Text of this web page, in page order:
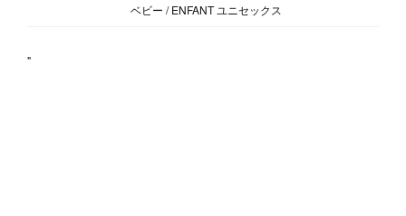
ベビー / ENFANT ユニセックス
"